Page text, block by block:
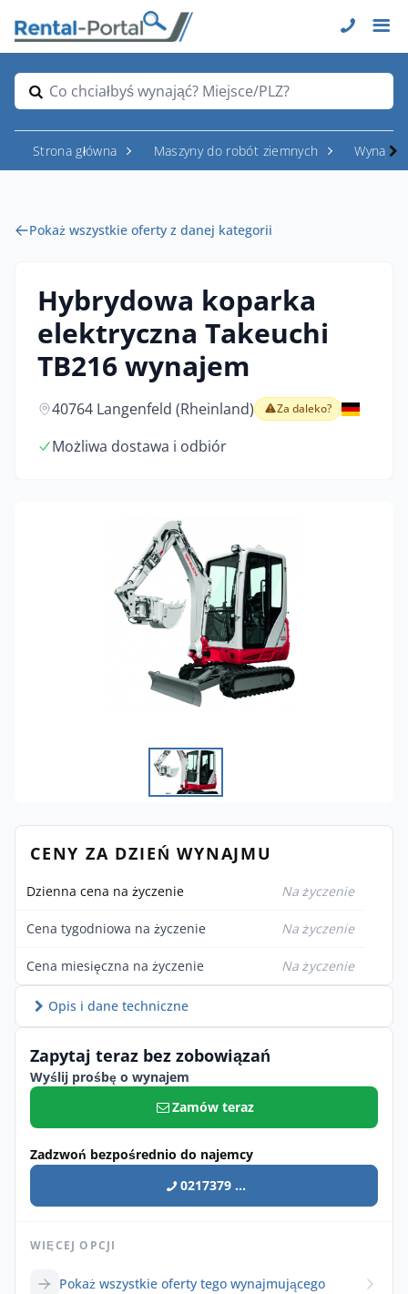
Co chciałbyś wynająć? Miejsce/PLZ?
Strona główna Maszyny do robót ziemnych
Pokaż wszystkie oferty z danej kategorii
Hybrydowa koparka
elektryczna Takeuchi
TB216 wynajem
40764 Langenfeld (Rheinland) Za daleko?
Możliwa dostawa i odbiór
CENY ZA DZIEŃ WYNAJMU
Dzienna cena na życzenie Na życzenie
Cena tygodniowa na życzenie Na życzenie
Cena miesięczna na życzenie Na życzenie
Opis i dane techniczne
Zapytaj teraz bez zobowiązań
Wyślij prośbę o wynajem
Zamów teraz
Zadzwoń bezpośrednio do najemcy
0217379 ...
WIĘCEJ OPCJI
Pokaż wszystkie oferty tego wynajmującego